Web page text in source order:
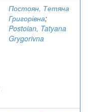
Постоян, Тетяна
Григорівна;
Postoian, Tatyana
Grygorivna